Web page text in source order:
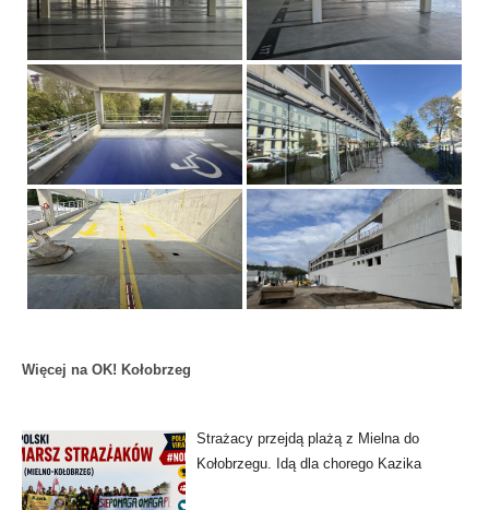
Więcej na OK! Kołobrzeg
Strażacy przejdą plażą z Mielna do
Kołobrzegu. Idą dla chorego Kazika